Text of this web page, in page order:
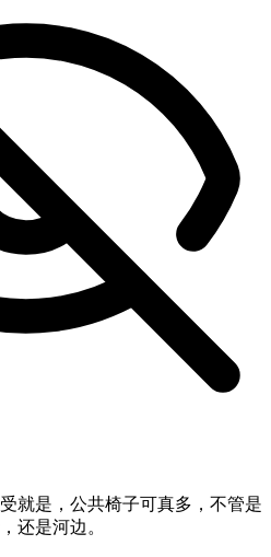
就是，公共椅子可真多，不管是
还是河边。